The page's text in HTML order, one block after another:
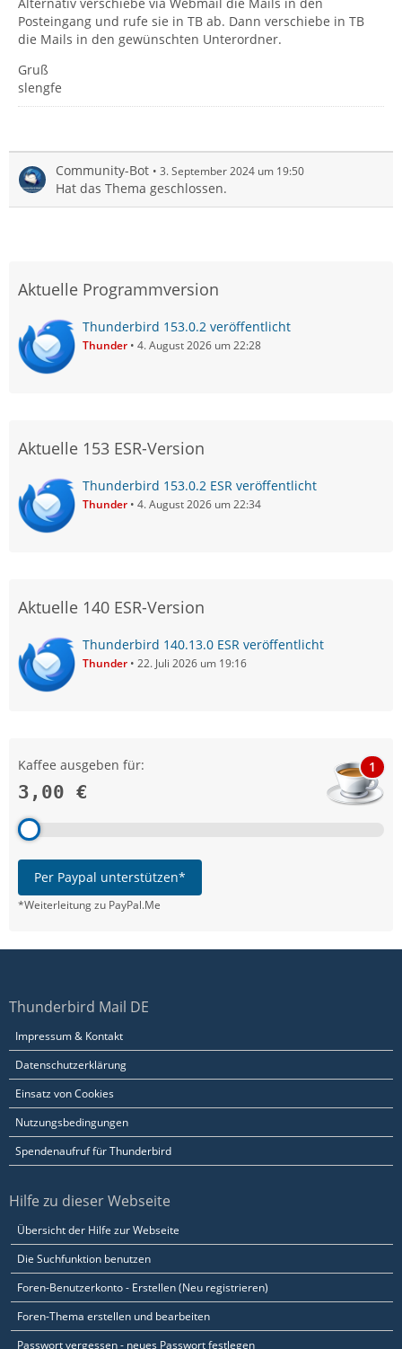
Posteingang und rufe sie in TB ab. Dann verschiebe in TB
die Mails in den gewünschten Unterordner.
Gruß
slengfe
Community-Bot 3. September 2024 um 19:50
Hat das Thema geschlossen.
Aktuelle Programmversion
Thunderbird 153.0.2 veröffentlicht
Thunder 4. August 2026 um 22:28
Aktuelle 153 ESR-Version
Thunderbird 153.0.2 ESR veröffentlicht
Thunder 4. August 2026 um 22:34
Aktuelle 140 ESR-Version
Thunderbird 140.13.0 ESR veröffentlicht
Thunder 22. Juli 2026 um 19:16
Kaffee ausgeben für:
3,00 €
1
Per Paypal unterstützen*
*Weiterleitung zu PayPal.Me
Thunderbird Mail DE
Impressum & Kontakt
Datenschutzerklärung
Einsatz von Cookies
Nutzungsbedingungen
Spendenaufruf für Thunderbird
Hilfe zu dieser Webseite
Übersicht der Hilfe zur Webseite
Die Suchfunktion benutzen
Foren-Benutzerkonto - Erstellen (Neu registrieren)
Foren-Thema erstellen und bearbeiten
Passwort vergessen - neues Passwort festlegen